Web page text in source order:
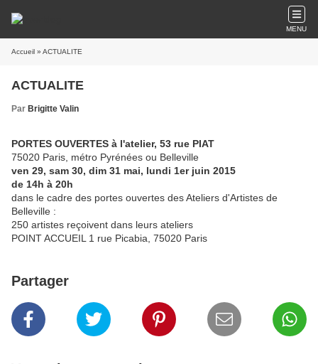
MENU
Accueil » ACTUALITE
ACTUALITE
Par Brigitte Valin
PORTES OUVERTES à l'atelier, 53 rue PIAT
75020 Paris, métro Pyrénées ou Belleville
ven 29, sam 30, dim 31 mai, lundi 1er juin 2015
de 14h à 20h
dans le cadre des portes ouvertes des Ateliers d'Artistes de
Belleville :
250 artistes reçoivent dans leurs ateliers
POINT ACCUEIL 1 rue Picabia, 75020 Paris
Partager